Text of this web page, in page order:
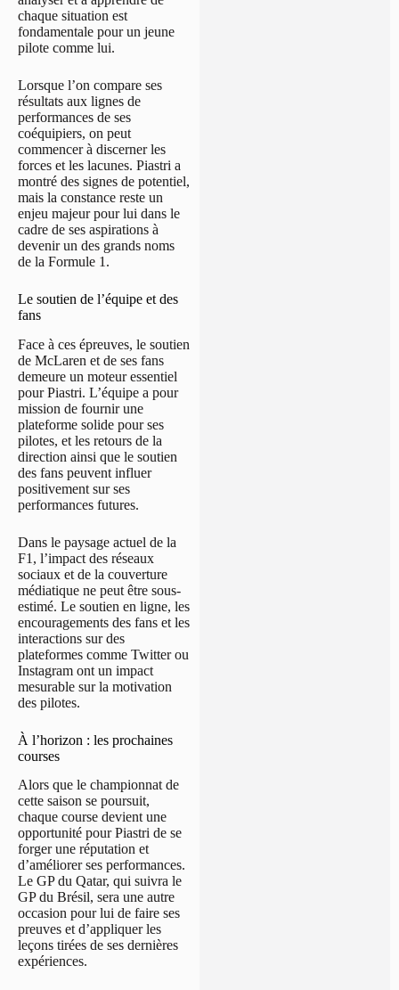
chaque situation est
fondamentale pour un jeune
pilote comme lui.
Lorsque l’on compare ses
résultats aux lignes de
performances de ses
coéquipiers, on peut
commencer à discerner les
forces et les lacunes. Piastri a
montré des signes de potentiel,
mais la constance reste un
enjeu majeur pour lui dans le
cadre de ses aspirations à
devenir un des grands noms
de la Formule 1.
Le soutien de l’équipe et des
fans
Face à ces épreuves, le soutien
de McLaren et de ses fans
demeure un moteur essentiel
pour Piastri. L’équipe a pour
mission de fournir une
plateforme solide pour ses
pilotes, et les retours de la
direction ainsi que le soutien
des fans peuvent influer
positivement sur ses
performances futures.
Dans le paysage actuel de la
F1, l’impact des réseaux
sociaux et de la couverture
médiatique ne peut être sous-
estimé. Le soutien en ligne, les
encouragements des fans et les
interactions sur des
plateformes comme Twitter ou
Instagram ont un impact
mesurable sur la motivation
des pilotes.
À l’horizon : les prochaines
courses
Alors que le championnat de
cette saison se poursuit,
chaque course devient une
opportunité pour Piastri de se
forger une réputation et
d’améliorer ses performances.
Le GP du Qatar, qui suivra le
GP du Brésil, sera une autre
occasion pour lui de faire ses
preuves et d’appliquer les
leçons tirées de ses dernières
expériences.